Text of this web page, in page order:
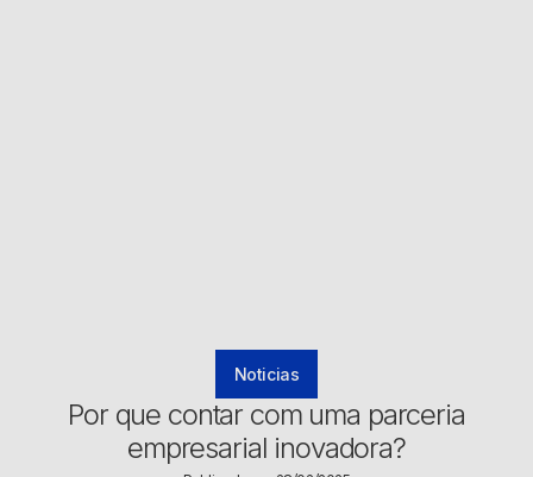
Noticias
Por que contar com uma parceria
empresarial inovadora?